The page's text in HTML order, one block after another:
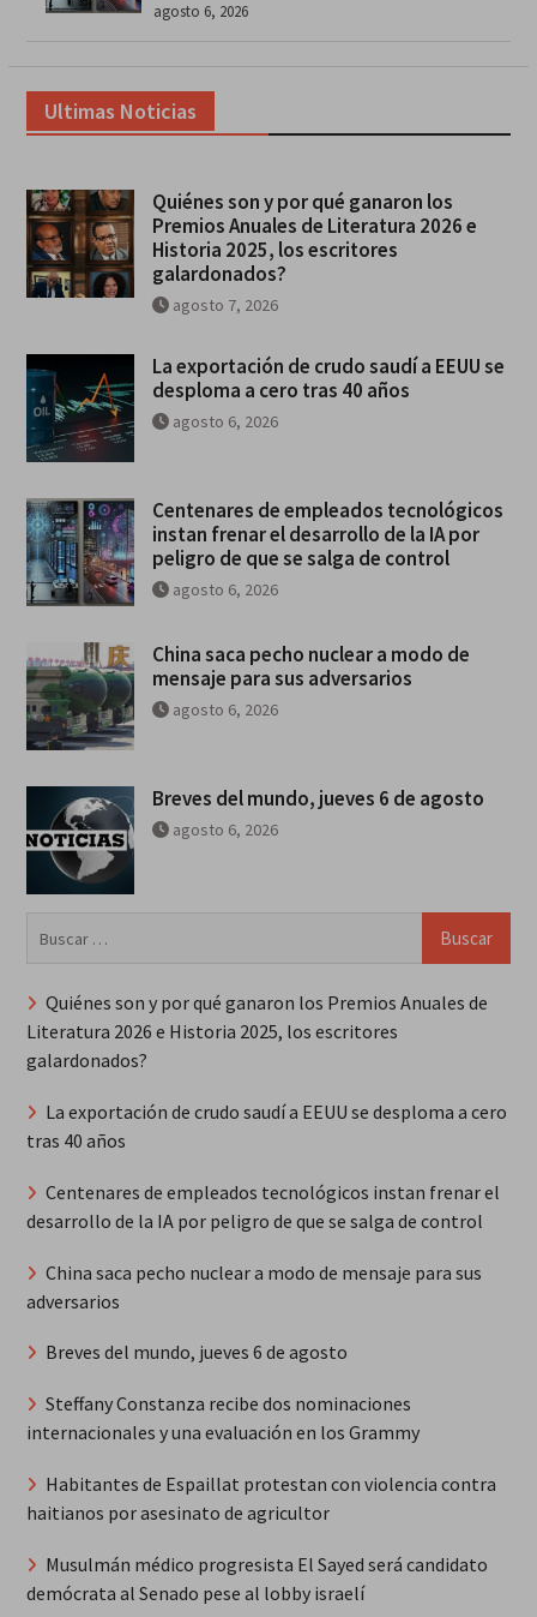
agosto 6, 2026
Ultimas Noticias
Quiénes son y por qué ganaron los
Premios Anuales de Literatura 2026 e
Historia 2025, los escritores
galardonados?
agosto 7, 2026
La exportación de crudo saudí a EEUU se
desploma a cero tras 40 años
agosto 6, 2026
Centenares de empleados tecnológicos
instan frenar el desarrollo de la IA por
peligro de que se salga de control
agosto 6, 2026
China saca pecho nuclear a modo de
mensaje para sus adversarios
agosto 6, 2026
Breves del mundo, jueves 6 de agosto
agosto 6, 2026
Quiénes son y por qué ganaron los Premios Anuales de
Literatura 2026 e Historia 2025, los escritores
galardonados?
La exportación de crudo saudí a EEUU se desploma a cero
tras 40 años
Centenares de empleados tecnológicos instan frenar el
desarrollo de la IA por peligro de que se salga de control
China saca pecho nuclear a modo de mensaje para sus
adversarios
Breves del mundo, jueves 6 de agosto
Steffany Constanza recibe dos nominaciones
internacionales y una evaluación en los Grammy
Habitantes de Espaillat protestan con violencia contra
haitianos por asesinato de agricultor
Musulmán médico progresista El Sayed será candidato
demócrata al Senado pese al lobby israelí